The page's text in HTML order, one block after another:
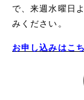
で、来週水曜日
みください。
お申し込みはこ